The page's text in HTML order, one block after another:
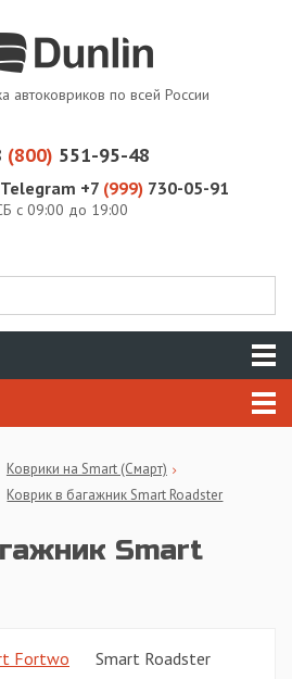
по всей России
(800) 551-95-48
+7 (999) 730-05-91
с 09:00 до 19:00
Коврики на Smart (Смарт)
Коврик в багажник Smart Roadster
Smart
Fortwo
Smart Roadster